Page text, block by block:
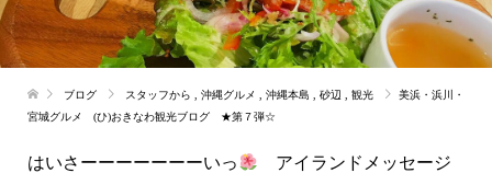
ブログ スタッフから 沖縄グルメ 沖縄本島 砂辺 観光
美浜・浜川・
宮城グルメ (ひ)おきなわ観光ブログ ★第７弾☆
はいさーーーーーーーいっ アイランドメッセージ